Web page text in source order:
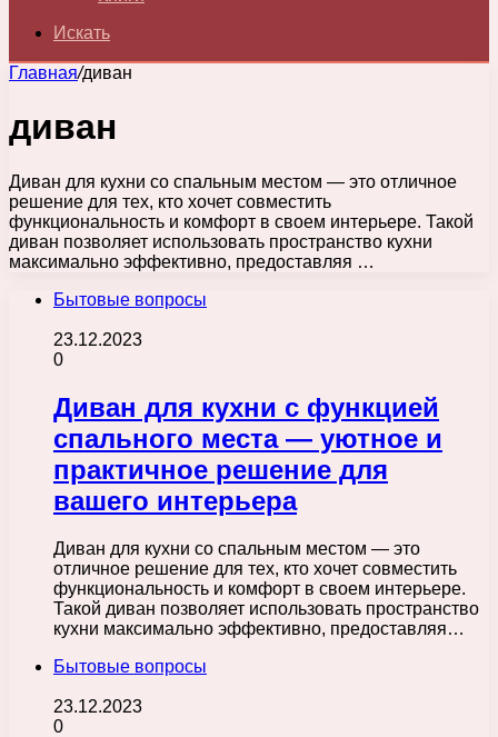
Искать
Главная/диван
диван
Диван для кухни со спальным местом — это отличное
решение для тех, кто хочет совместить
функциональность и комфорт в своем интерьере. Такой
диван позволяет использовать пространство кухни
максимально эффективно, предоставляя …
Бытовые вопросы
23.12.2023
0
Диван для кухни с функцией
спального места — уютное и
практичное решение для
вашего интерьера
Диван для кухни со спальным местом — это
отличное решение для тех, кто хочет совместить
функциональность и комфорт в своем интерьере.
Такой диван позволяет использовать пространство
кухни максимально эффективно, предоставляя…
Бытовые вопросы
23.12.2023
0